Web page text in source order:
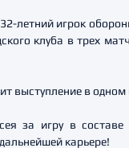
летний игрок
клуба в трех
выступление в одном
за игру в
карьере!